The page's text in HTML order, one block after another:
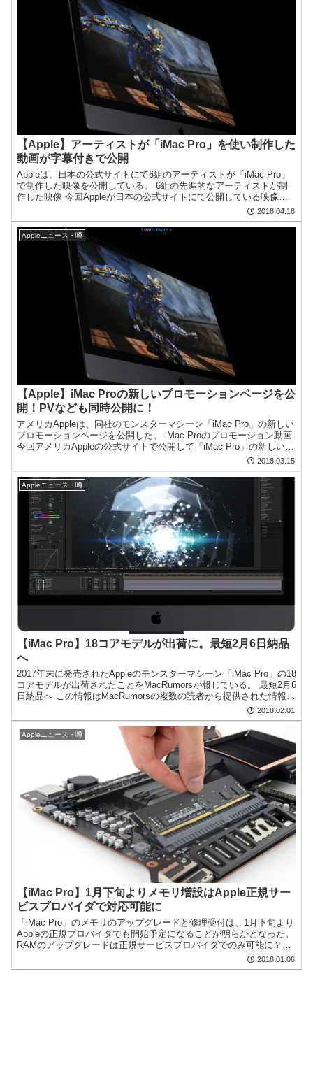
【Apple】アーティストが「iMac Pro」を使い制作した
動画が字幕付きで公開
Appleは、日本の公式サイトにて6組のアーティストが「iMac Pro」
で制作した映像を公開している。 6組の先進的なアーティストが制
作した映像 今回Appleが日本の公式サイトにて公開している映像は6
2018.04.18
Appleニュース・噂
【Apple】iMac Proの新しいプロモーションページを公
開！PVなども同時公開に！
アメリカAppleは、同社のモンスターマシーン「iMac Pro」の新しい
プロモーションページを公開した。 iMac Proのプロモーション動画
今回アメリカAppleの公式サイトで公開して「iMac Pro」の新しいプ
2018.03.15
Appleニュース・噂
【iMac Pro】18コアモデルが出荷に。最短2月6日納品
へ
2017年末に発売されたAppleのモンスターマシーン「iMac Pro」の18
コアモデルが出荷されたことをMacRumorsが報じている。 最短2月6
日納品へ この情報はMacRumorsの複数の読者から提供された情報と
2018.02.01
Appleニュース・噂
【iMac Pro】1月下旬よりメモリ増設はApple正規サー
ビスプロバイダで対応可能に
「iMac Pro」のメモリのアップグレードと修理受付は、1月下旬より
Appleの正規プロバイダでも開始予定になることが明らかとなった。
RAMのアップグレードは正規サービスプロバイダでのみ可能に？
2018.01.06